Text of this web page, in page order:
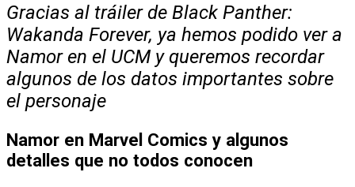
Gracias al tráiler de Black Panther:
Wakanda Forever, ya hemos podido ver a
Namor en el UCM y queremos recordar
algunos de los datos importantes sobre
el personaje
Namor en Marvel Comics y algunos
detalles que no todos conocen